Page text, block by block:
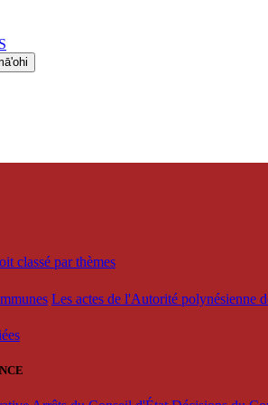
classé par thèmes
Les actes de l'Autorité polynésienne